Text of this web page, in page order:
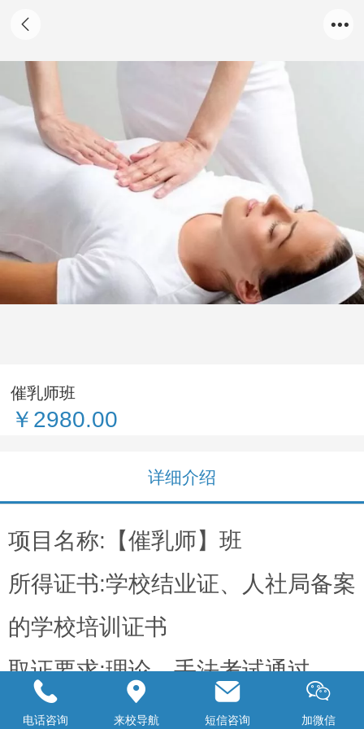
催乳师班
￥2980.00
详细介绍
项目名称:【催乳师】班
所得证书:学校结业证、人社局备案
的学校培训证书
取证要求:理论、手法考试通过
培训时长:10课时
电话咨询 来校导航 短信咨询 加微信